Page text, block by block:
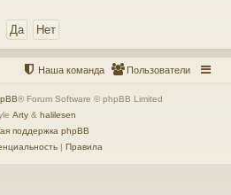
Пользователи
Наша команда
® Forum Software © phpBB Limited
Arty & halilesen
поддержка phpBB
| Правила